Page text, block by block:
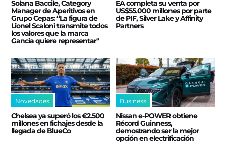
Solana Baccile, Category
Manager de Aperitivos en
Grupo Cepas: “La figura de
Lionel Scaloni transmite todos
los valores que la marca
Gancia quiere representar"
EA completa su venta por
US$55.000 millones por parte
de PIF, Silver Lake y Affinity
Partners
Novedades
Chelsea ya superó los €2.500
millones en fichajes desde la
llegada de BlueCo
Business
Nissan e‑POWER obtiene
Récord Guinness,
demostrando ser la mejor
opción en electrificación